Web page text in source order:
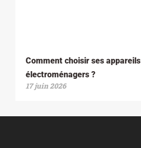
Comment choisir ses appareils
électroménagers ?
17 juin 2026